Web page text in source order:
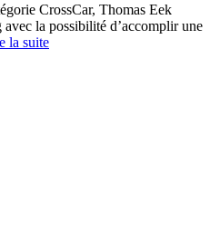
CrossCar, Thomas Eek
la possibilité d’accomplir une
la suite